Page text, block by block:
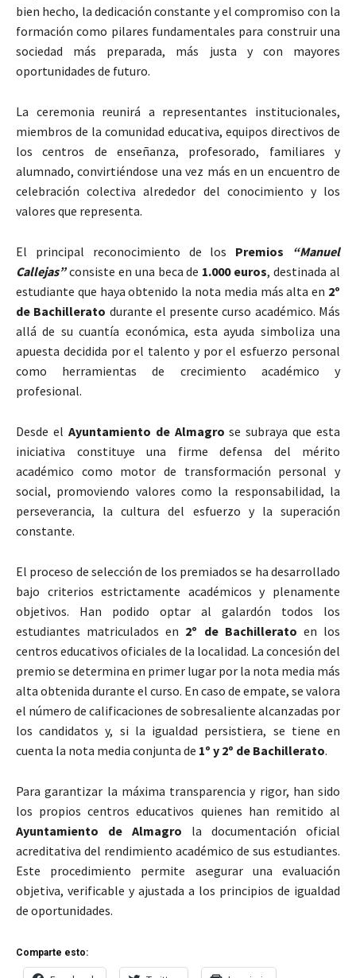
bien hecho, la dedicación constante y el compromiso con la
formación como pilares fundamentales para construir una
sociedad más preparada, más justa y con mayores
oportunidades de futuro.
La ceremonia reunirá a representantes institucionales,
miembros de la comunidad educativa, equipos directivos de
los centros de enseñanza, profesorado, familiares y
alumnado, convirtiéndose una vez más en un encuentro de
celebración colectiva alrededor del conocimiento y los
valores que representa.
El principal reconocimiento de los Premios “Manuel
Callejas”consiste en una beca de 1.000 euros, destinada al
estudiante que haya obtenido la nota media más alta en 2º
de Bachillerato durante el presente curso académico. Más
allá de su cuantía económica, esta ayuda simboliza una
apuesta decidida por el talento y por el esfuerzo personal
como herramientas de crecimiento académico y
profesional.
Desde el Ayuntamiento de Almagro se subraya que esta
iniciativa constituye una firme defensa del mérito
académico como motor de transformación personal y
social, promoviendo valores como la responsabilidad, la
perseverancia, la cultura del esfuerzo y la superación
constante.
El proceso de selección de los premiados se ha desarrollado
bajo criterios estrictamente académicos y plenamente
objetivos. Han podido optar al galardón todos los
estudiantes matriculados en 2º de Bachillerato en los
centros educativos oficiales de la localidad. La concesión del
premio se determina en primer lugar por la nota media más
alta obtenida durante el curso. En caso de empate, se valora
el número de calificaciones de sobresaliente alcanzadas por
los candidatos y, si la igualdad persistiera, se tiene en
cuenta la nota media conjunta de 1º y 2º de Bachillerato.
Para garantizar la máxima transparencia y rigor, han sido
los propios centros educativos quienes han remitido al
Ayuntamiento de Almagro la documentación oficial
acreditativa del rendimiento académico de sus estudiantes.
Este procedimiento permite asegurar una evaluación
objetiva, verificable y ajustada a los principios de igualdad
de oportunidades.
Comparte esto: